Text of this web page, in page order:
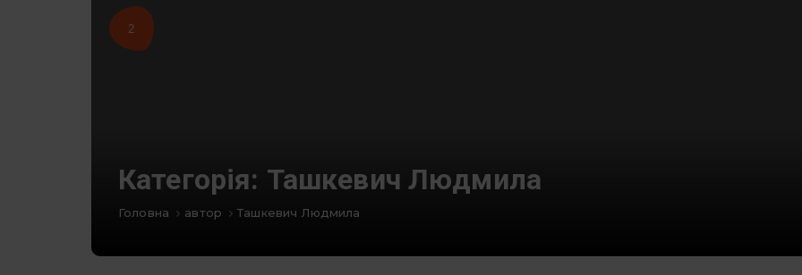
2
Категорія: Ташкевич Людмила
Головна автор Ташкевич Людмила